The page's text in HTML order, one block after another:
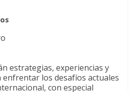
estrategias, experiencias y
enfrentar los desafíos actuales
con especial